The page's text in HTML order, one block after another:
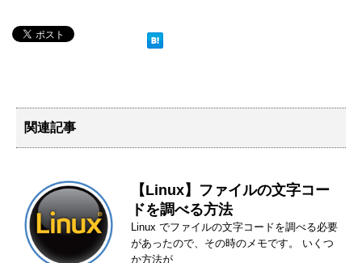
関連記事
【Linux】ファイルの文字コー
ドを調べる方法
Linux でファイルの文字コードを調べる必要
があったので、その時のメモです。 いくつ
か方法が